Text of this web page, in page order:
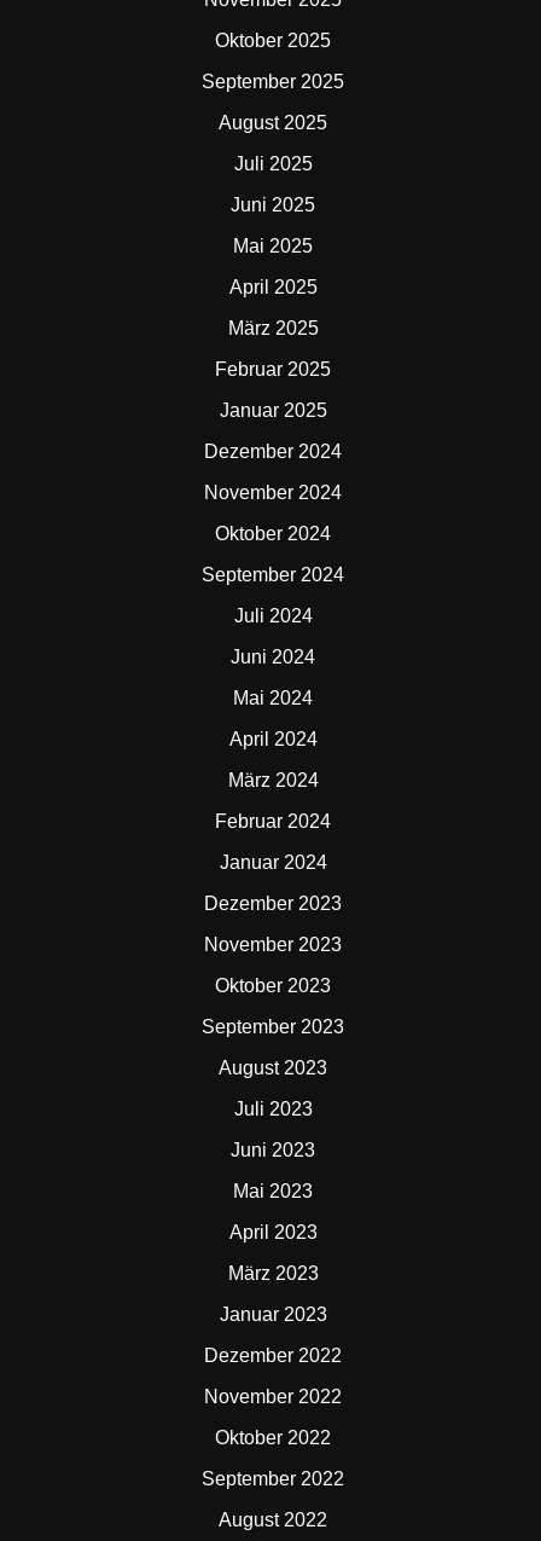
Oktober 2025
September 2025
August 2025
Juli 2025
Juni 2025
Mai 2025
April 2025
März 2025
Februar 2025
Januar 2025
Dezember 2024
November 2024
Oktober 2024
September 2024
Juli 2024
Juni 2024
Mai 2024
April 2024
März 2024
Februar 2024
Januar 2024
Dezember 2023
November 2023
Oktober 2023
September 2023
August 2023
Juli 2023
Juni 2023
Mai 2023
April 2023
März 2023
Januar 2023
Dezember 2022
November 2022
Oktober 2022
September 2022
August 2022